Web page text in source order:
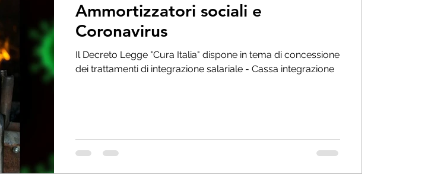
Ammortizzatori sociali e
Coronavirus
Il Decreto Legge "Cura Italia" dispone in tema di concessione
dei trattamenti di integrazione salariale - Cassa integrazione